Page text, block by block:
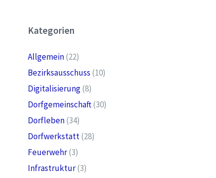
Kategorien
Allgemein(22)
Bezirksausschuss (10)
Digitalisierung(8)
Dorfgemeinschaft(30)
Dorfleben(34)
Dorfwerkstatt(28)
Feuerwehr(3)
Infrastruktur(3)